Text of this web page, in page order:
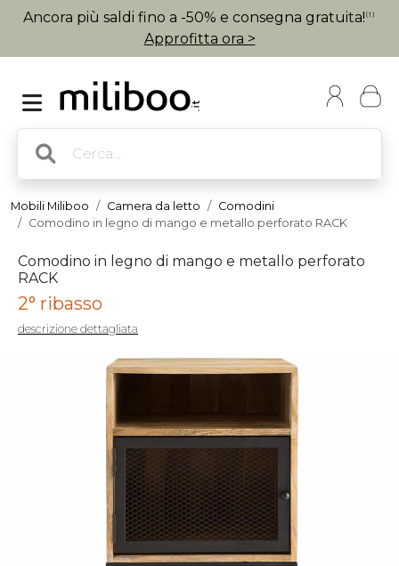
Ancora più saldi fino a -50% e consegna gratuita! (1)
Approfitta ora >
Mobili Miliboo Camera da letto
Comodini
Comodino in legno di mango e metallo perforato RACK
Comodino in legno di mango e metallo perforato
RACK
2° ribasso
descrizione dettagliata